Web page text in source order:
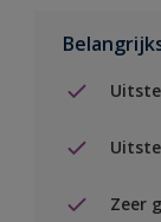
Zeer